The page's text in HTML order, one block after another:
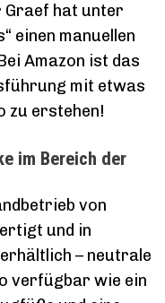
Graef hat unter
einen manuellen
Amazon ist das
mit etwas
zu erstehen!
im Bereich der
von
und in
– neutrale
verfügbar wie ein